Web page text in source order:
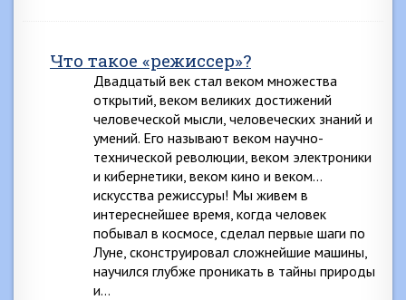
Что такое «режиссер»?
Двадцатый век стал веком множества
открытий, веком великих достижений
человеческой мысли, человеческих знаний и
умений. Его называют веком научно-
технической революции, веком электроники
и кибернетики, веком кино и веком…
искусства режиссуры! Мы живем в
интереснейшее время, когда человек
побывал в космосе, сделал первые шаги по
Луне, сконструировал сложнейшие машины,
научился глубже проникать в тайны природы
и…